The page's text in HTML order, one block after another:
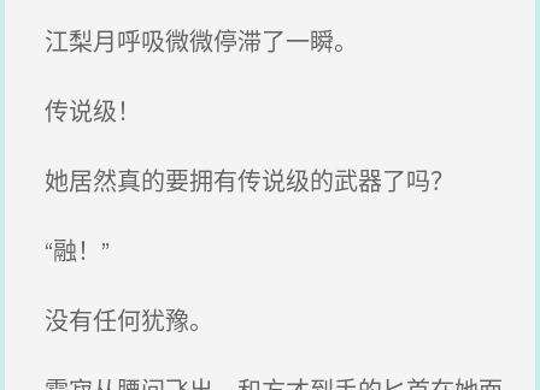
江梨月呼吸微微停滞了一瞬。
传说级！
她居然真的要拥有传说级的武器了吗？
“融！”
没有任何犹豫。